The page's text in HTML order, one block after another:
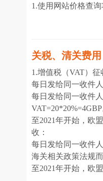
1.使用网站价格查
关税、清关费用
1.增值税（VAT）征
每日发给同一收件
每日发给同一收件
VAT=20*20%=4GBP
至2021年开始，欧
收：
每日发给同一收件
海关相关政策法规而
至2021年开始，欧